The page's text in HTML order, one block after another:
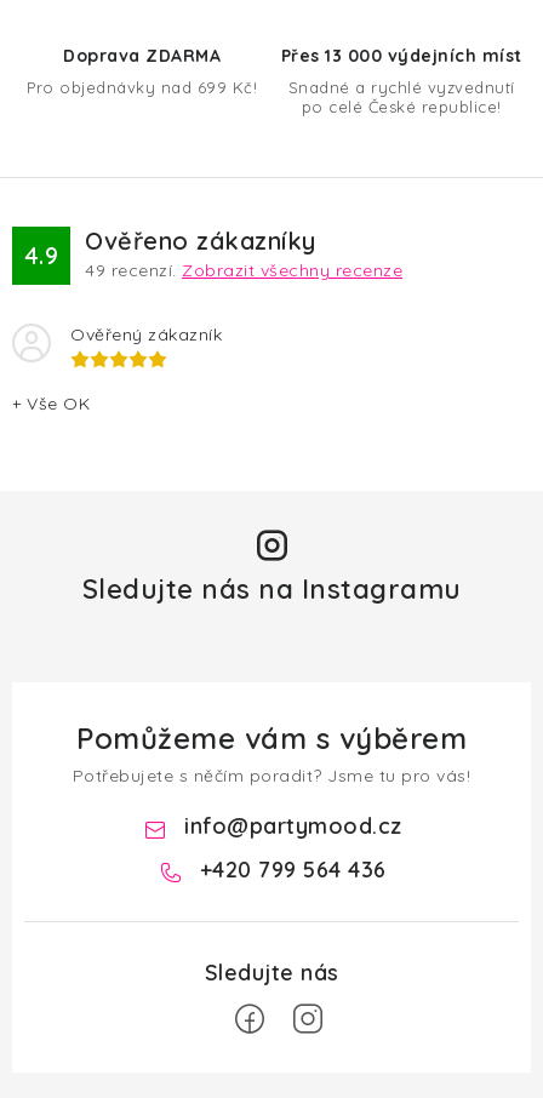
Doprava ZDARMA
Pro objednávky nad 699 Kč!
Přes 13 000 výdejních míst
Snadné a rychlé vyzvednutí
po celé České republice!
4.9 Ověřeno zákazníky
49 recenzí. Zobrazit všechny recenze
Ověřený zákazník
+ Vše OK
Sledujte nás na Instagramu
Pomůžeme vám s výběrem
Potřebujete s něčím poradit? Jsme tu pro vás!
info@partymood.cz
+420 799 564 436